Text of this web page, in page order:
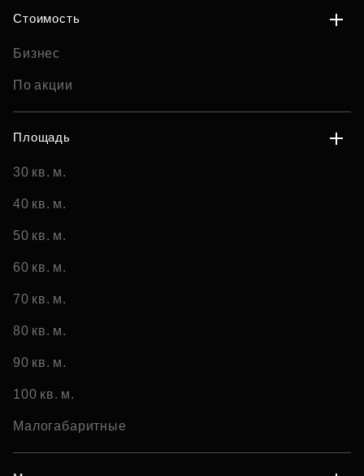
Стоимость
Бизнес
По акции
Площадь
30 кв. м.
40 кв. м.
50 кв. м.
60 кв. м.
70 кв. м.
80 кв. м.
90 кв. м.
100 кв. м.
Малогабаритные